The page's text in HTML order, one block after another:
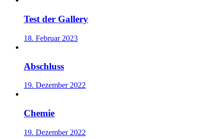
Test der Gallery
18. Februar 2023
Abschluss
19. Dezember 2022
Chemie
19. Dezember 2022